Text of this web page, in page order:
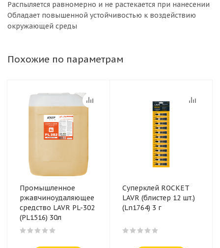
Распыляется равномерно и не растекается при нанесении
Обладает повышенной устойчивостью к воздействию
окружающей среды
Похожие по параметрам
Промышленное
ржавчиноудаляющее
средство LAVR PL-302
(PL1516) 30л
Суперклей ROCKET
LAVR (блистер 12 шт.)
(Ln1764) 3 г